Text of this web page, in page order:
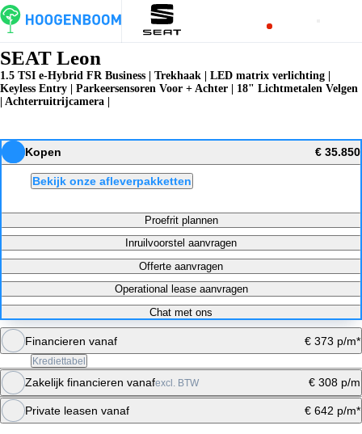
SEAT Leon
1.5 TSI e-Hybrid FR Business | Trekhaak | LED matrix verlichting |
Keyless Entry | Parkeersensoren Voor + Achter | 18" Lichtmetalen Velgen
| Achterruitrijcamera |
Kopen € 35.850
Bekijk onze afleverpakketten
Proefrit plannen
Inruilvoorstel aanvragen
Offerte aanvragen
Operational lease aanvragen
Chat met ons
Financieren vanaf € 373 p/m*
Krediettabel
Maandbedrag berekenen
Zakelijk financieren vanafexcl. BTW € 308 p/m
Maandbedrag berekenen
Private leasen vanaf € 642 p/m*
Specificaties